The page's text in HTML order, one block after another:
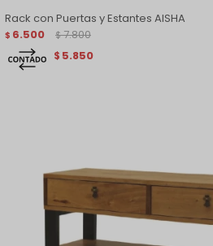
Rack con Puertas y Estantes AISHA
$ 6.500 $ 7.800
$ 5.850